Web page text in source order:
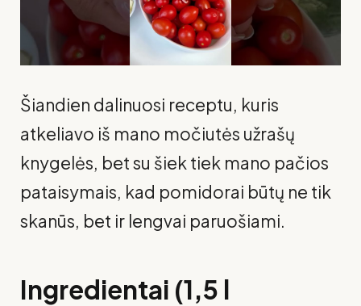
Šiandien dalinuosi receptu, kuris
atkeliavo iš mano močiutės užrašų
knygelės, bet su šiek tiek mano pačios
pataisymais, kad pomidorai būtų ne tik
skanūs, bet ir lengvai paruošiami.
Ingredientai (1,5 l